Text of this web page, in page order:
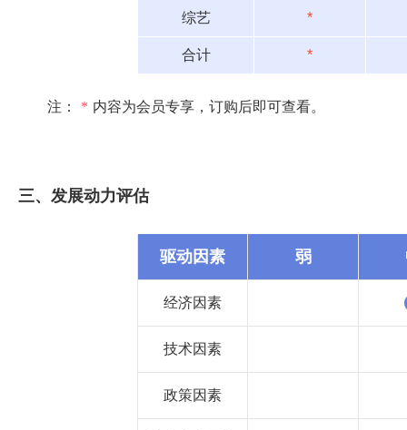
综艺 *
合计 *
注： * 内容为会员专享，订购后即可查看。
三、发展动力评估
驱动因素 弱
经济因素
技术因素
政策因素